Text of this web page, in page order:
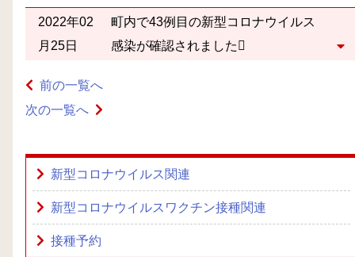
2022年02
月25日
町内で43例目の新型コロナウイルス
感染が確認されました
前の一覧へ
次の一覧へ
新型コロナウイルス関連
新型コロナウイルスワクチン接種関連
接種予約